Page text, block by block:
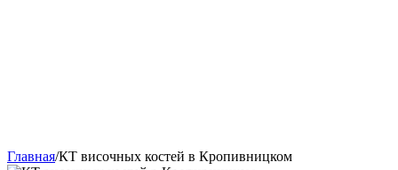
Главная/КТ височных костей в Кропивницком